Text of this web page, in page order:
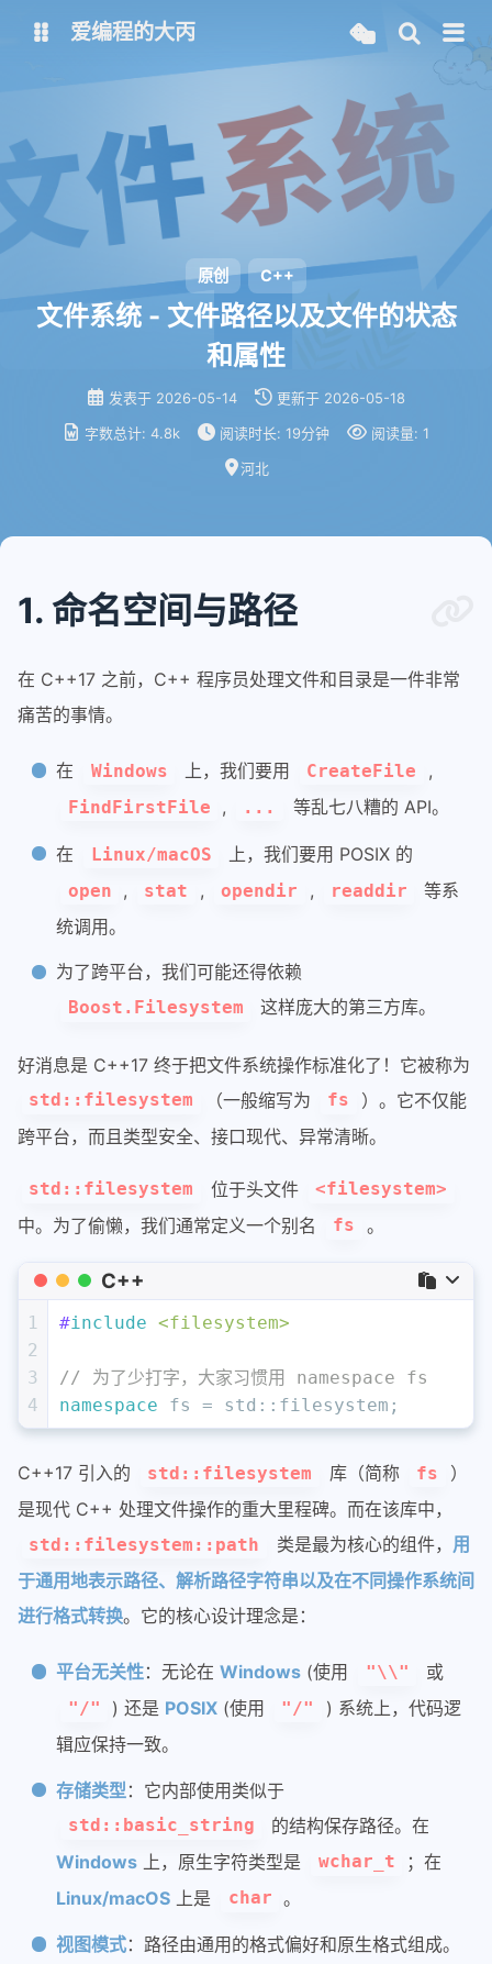
大丙课堂 微信公众号
QQ交流群 微信
码云
俞静公遇灶神记
心经
地藏经 道德经
爱编程的大丙
原创 C++
文件系统 - 文件路径以及文件的状态
和属性
发表于 2026-05-14 更新于 2026-05-18
字数总计: 4.8k 阅读时长: 19分钟 阅读量: 1
河北
1. 命名空间与路径
在 C++17 之前，C++ 程序员处理文件和目录是一件非常
痛苦的事情。
在 Windows 上，我们要用 CreateFile ,
FindFirstFile , ... 等乱七八糟的 API。
在 Linux/macOS 上，我们要用 POSIX 的
open , stat , opendir , readdir
等系
统调用。
为了跨平台，我们可能还得依赖
Boost.Filesystem 这样庞大的第三方库。
好消息是 C++17 终于把文件系统操作标准化了！它被称为
std::filesystem （一般缩写为 fs
）。它不仅能
跨平台，而且类型安全、接口现代、异常清晰。
std::filesystem 位于头文件 <filesystem>
中。为了偷懒，我们通常定义一个别名 fs 。
C++
1
2
3
4
#include <filesystem>
// 为了少打字，大家习惯用 namespace fs
namespace fs = std::filesystem;
C++17 引入的 std::filesystem 库（简称 fs
）
是现代 C++ 处理文件操作的重大里程碑。而在该库中，
std::filesystem::path 类是最为核心的组件， 用
于通用地表示路径、解析路径字符串以及在不同操作系统间
进行格式转换。它的核心设计理念是：
平台无关性：无论在Windows (使用 "\\" 或
"/" ) 还是 POSIX(使用 "/"
) 系统上，代码逻
辑应保持一致。
存储类型 ：它内部使用类似于
std::basic_string
的结构保存路径。在
Windows 上，原生字符类型是 wchar_t
；在
Linux/macOS 上是 char 。
视图模式：路径由通用的格式偏好和原生格式组成。